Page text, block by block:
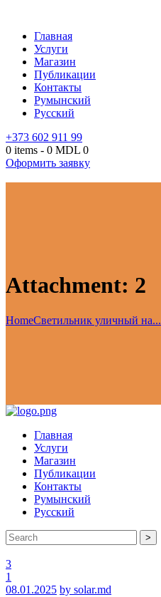
Главная
Услуги
Магазин
Публикации
Контакты
Румынский
Русский
+373 602 911 99
0 items - 0 MDL 0
Оформить заявку
Attachment: 2
HomeСветильник уличный на...
Главная
Услуги
Магазин
Публикации
Контакты
Румынский
Русский
>
3
1
08.01.2025 by solar.md